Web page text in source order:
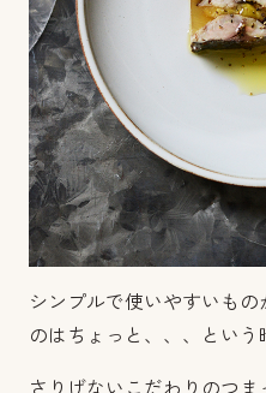
シンプルで使いやすいも
のはちょっと、、、という
さりげないこだわりのつ